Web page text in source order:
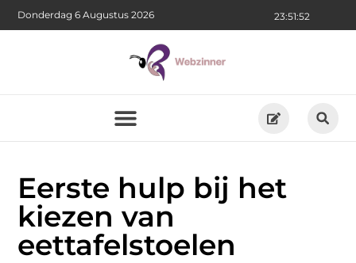
23:51:54
Donderdag 6 Augustus 2026
Eerste hulp bij het
kiezen van
eettafelstoelen